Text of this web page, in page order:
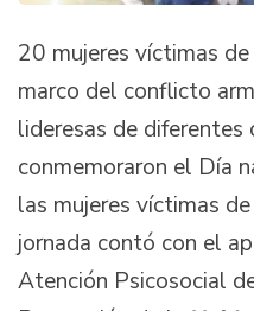
20 mujeres víctimas
marco del conflicto
lideresas de diferentes
conmemoraron el Día
las mujeres víctimas
jornada contó con el
Atención Psicosocial